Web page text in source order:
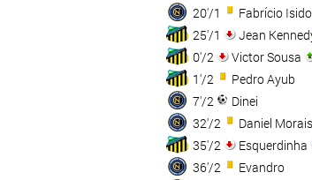
20'/1
Fabrício
25'/1
Jean
0'/2
Victor Sousa
1'/2
Pedro Ayub
7'/2
Dinei
32'/2
Daniel Morais
35'/2
Esquerdinha
36'/2
Evandro